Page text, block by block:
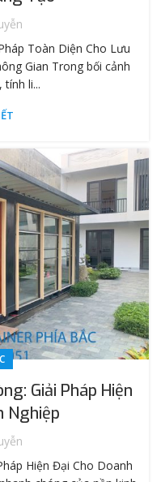
Toàn Diện Cho Lưu
Gian Trong bối cảnh
tính li...
Giải Pháp Hiện
Nghiệp
Hiện Đại Cho Doanh